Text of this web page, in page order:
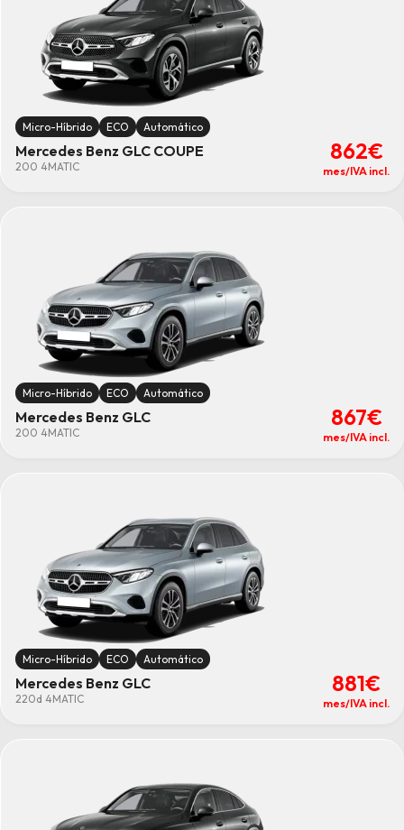
Micro-Híbrido ECO Automático
Mercedes Benz GLC COUPE
200 4MATIC
862€
mes/IVA incl.
Micro-Híbrido ECO Automático
Mercedes Benz GLC
200 4MATIC
867€
mes/IVA incl.
Micro-Híbrido ECO Automático
Mercedes Benz GLC
220d 4MATIC
881€
mes/IVA incl.